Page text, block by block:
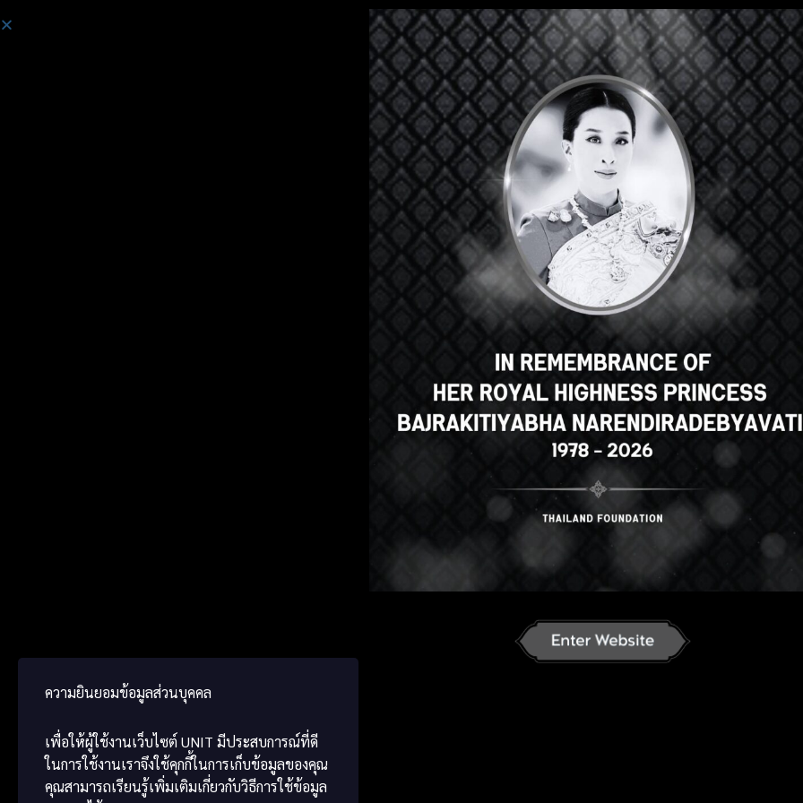
Hey there, great course, right?
Do you like this course?
ENROLL COURSE
ความยินยอมข้อมูลส่วนบุคคล
เพื่อให้ผู้ใช้งานเว็บไซต์ UNIT มีประสบการณ์ที่ดี
ในการใช้งานเราจึงใช้คุกกี้ในการเก็บข้อมูลของคุณ
คุณสามารถเรียนรู้เพิ่มเติมเกี่ยวกับวิธีการใช้ข้อมูล
Select your language
Japanese ภาษาไทย Russian
French Vietnamese
ខ្មែរ မြန်မာဘာသာ